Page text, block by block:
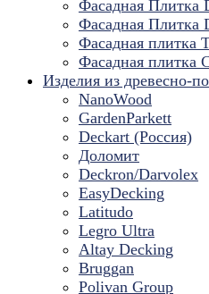
Фасадная Плитка
Фасадная Плитка
Фасадная плитка
Фасадная плитка
Изделия из древесно-
NanoWood
GardenParkett
Deckart (Россия)
Доломит
Deckron/Darvolex
EasyDecking
Latitudo
Legro Ultra
Altay Decking
Bruggan
Polivan Group